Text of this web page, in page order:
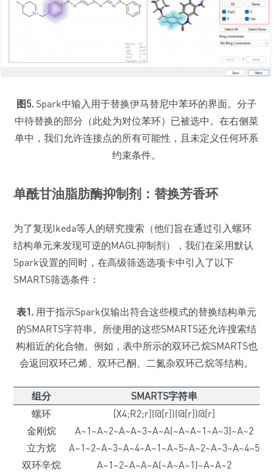
图5. Spark中输入用于替换伊马替尼中苯环的界面。分子
中待替换的部分（此处为对位苯环）已被选中。在右侧菜
单中，我们允许连接点的所有可能性，且未定义任何环系
约束条件。
单酰甘油脂肪酶抑制剂：替换芳香环
为了复现Ikeda等人的研究搜索（他们旨在通过引入螺环
结构单元来发现可逆的MAGL抑制剂），我们在采用默认
Spark设置的同时，在高级筛选选项卡中引入了以下
SMARTS筛选条件：
表1. 用于指示Spark仅输出符合这些模式的替换结构单元
的SMARTS字符串。所使用的这些SMARTS还允许搜索结
构相近的化合物。例如，表中所示的双环己烷SMARTS也
会返回双环己烯、双环己酮、二氮杂双环己烷等结构。
组分
SMARTS字符串
螺环
[X4;R2;r](@[r])(@[r])@[r]
金刚烷
A~1~A~2~A~A~3~A~A(~A~A~1~A~3)~A~2
立方烷
A~1~2~A~3~A~4~A~1~A~5~A~2~A~3~A~4~5
双环辛烷
A~1~2~A~A~A(~A~A~1)~A~A~2